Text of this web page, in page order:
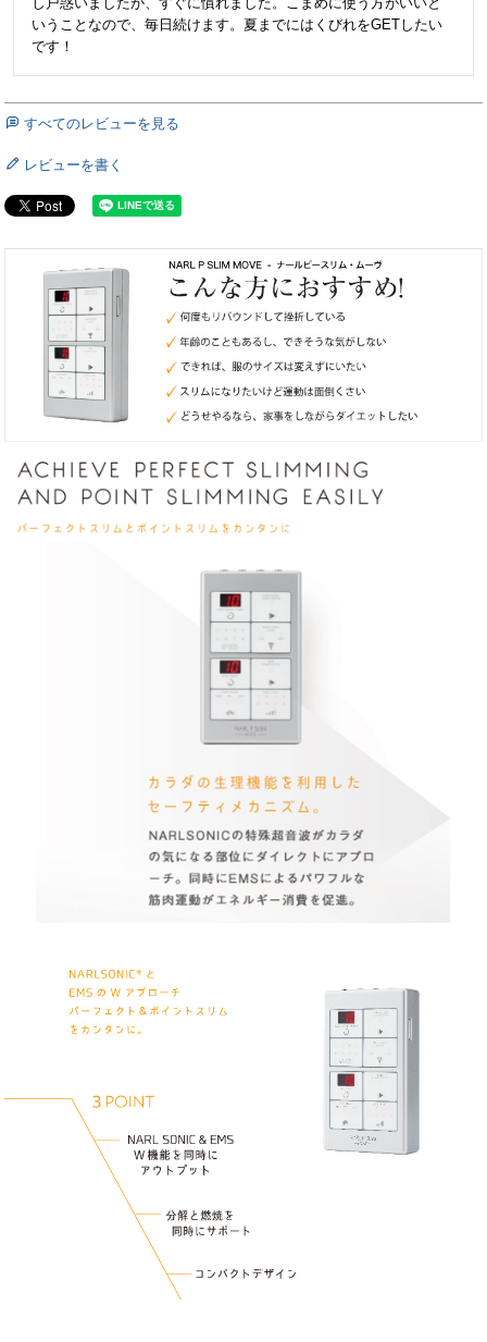
いうことなので、毎日続けます。夏までにはくびれをGETしたい
です！
すべてのレビューを見る
レビューを書く